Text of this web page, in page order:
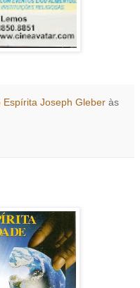
Espírita Joseph Gleber às